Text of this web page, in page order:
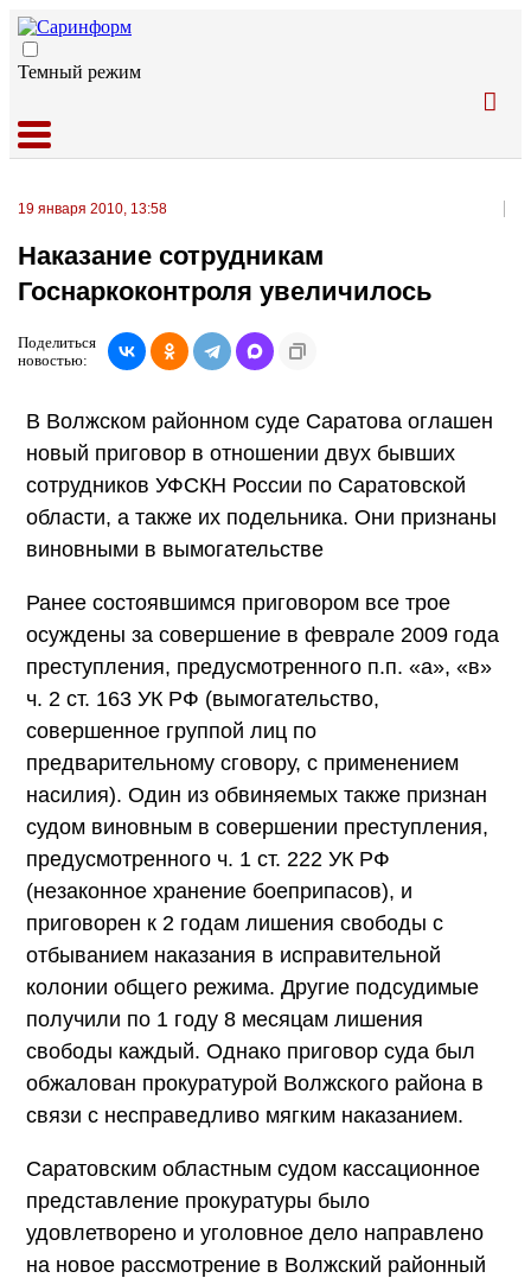
Темный режим
19 января 2010, 13:58
Наказание сотрудникам
Госнаркоконтроля увеличилось
Поделиться
новостью:
В Волжском районном суде Саратова оглашен
новый приговор в отношении двух бывших
сотрудников УФСКН России по Саратовской
области, а также их подельника. Они признаны
виновными в вымогательстве
Ранее состоявшимся приговором все трое
осуждены за совершение в феврале 2009 года
преступления, предусмотренного п.п. «а», «в»
ч. 2 ст. 163 УК РФ (вымогательство,
совершенное группой лиц по
предварительному сговору, с применением
насилия). Один из обвиняемых также признан
судом виновным в совершении преступления,
предусмотренного ч. 1 ст. 222 УК РФ
(незаконное хранение боеприпасов), и
приговорен к 2 годам лишения свободы с
отбыванием наказания в исправительной
колонии общего режима. Другие подсудимые
получили по 1 году 8 месяцам лишения
свободы каждый. Однако приговор суда был
обжалован прокуратурой Волжского района в
связи с несправедливо мягким наказанием.
Саратовским областным судом кассационное
представление прокуратуры было
удовлетворено и уголовное дело направлено
на новое рассмотрение в Волжский районный